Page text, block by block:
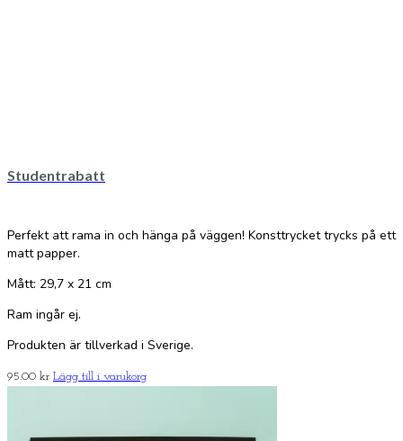
Studentrabatt
Perfekt att rama in och hänga på väggen! Konsttrycket trycks på ett
matt papper.
Mått: 29,7 x 21 cm
Ram ingår ej.
Produkten är tillverkad i Sverige.
95.00 kr Lägg till i varukorg